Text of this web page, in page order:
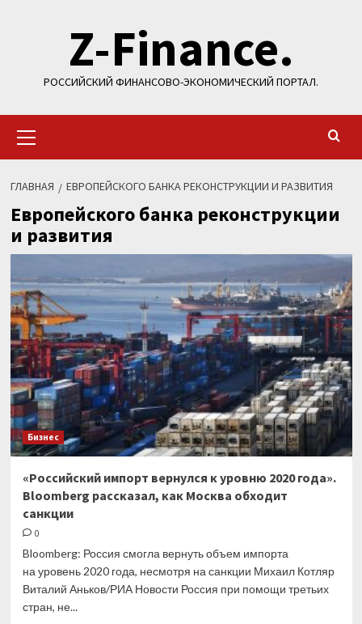
содержимомуZ-Finance.
РОССИЙСКИЙ ФИНАНСОВО-ЭКОНОМИЧЕСКИЙ ПОРТАЛ.
меню
ГЛАВНАЯ ЕВРОПЕЙСКОГО БАНКА РЕКОНСТРУКЦИИ И РАЗВИТИЯ
Европейского банка реконструкции
и развития
Бизнес
«Российский импорт вернулся к уровню 2020 года».
Bloomberg рассказал, как Москва обходит
санкции
0
Bloomberg: Россия смогла вернуть объем импорта
на уровень 2020 года, несмотря на санкции Михаил Котляр
Виталий Аньков/РИА Новости Россия при помощи третьих
стран, не...